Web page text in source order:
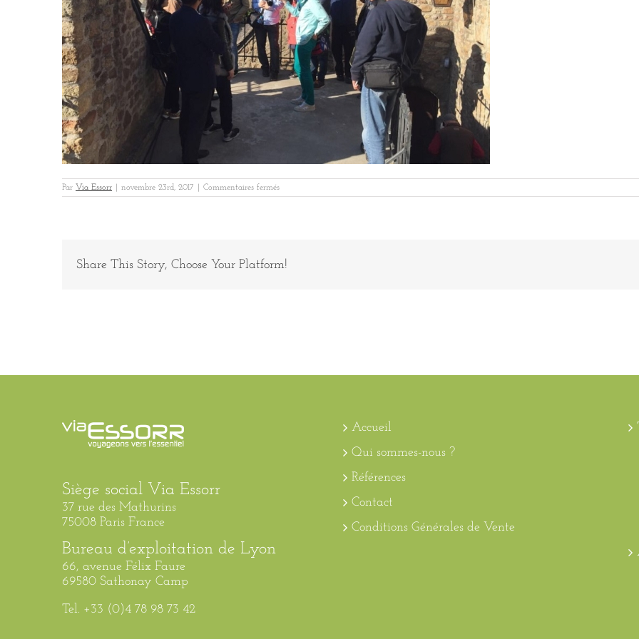
Par Via Essorr novembre 23rd, 2017 Commentaires ferméssur
4
Share This Story, Choose Your Platform!
Siège social Via Essorr
37 rue des Mathurins
75008 Paris France
Bureau d’exploitation de Lyon
66, avenue Félix Faure
69580 Sathonay Camp
Tel. +33 (0)4 78 98 73 42
Accueil
Qui sommes-nous ?
Références
Contact
Conditions Générales de Vente